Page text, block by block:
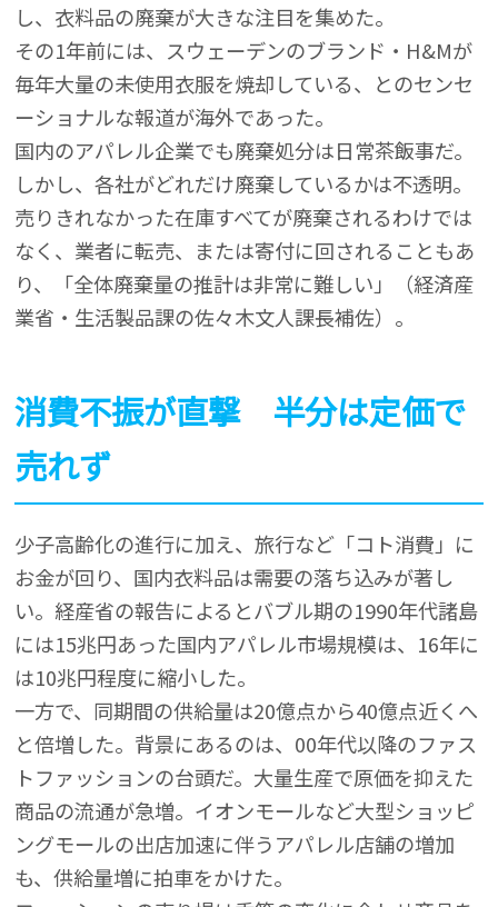
し、衣料品の廃棄が大きな注目を集めた。
その1年前には、スウェーデンのブランド・H&Mが
毎年大量の未使用衣服を焼却している、とのセンセ
ーショナルな報道が海外であった。
国内のアパレル企業でも廃棄処分は日常茶飯事だ。
しかし、各社がどれだけ廃棄しているかは不透明。
売りきれなかった在庫すべてが廃棄されるわけでは
なく、業者に転売、または寄付に回されることもあ
り、「全体廃棄量の推計は非常に難しい」（経済産
業省・生活製品課の佐々木文人課長補佐）。
消費不振が直撃 半分は定価で
売れず
少子高齢化の進行に加え、旅行など「コト消費」に
お金が回り、国内衣料品は需要の落ち込みが著し
い。経産省の報告によるとバブル期の1990年代諸島
には15兆円あった国内アパレル市場規模は、16年に
は10兆円程度に縮小した。
一方で、同期間の供給量は20億点から40億点近くへ
と倍増した。背景にあるのは、00年代以降のファス
トファッションの台頭だ。大量生産で原価を抑えた
商品の流通が急増。イオンモールなど大型ショッピ
ングモールの出店加速に伴うアパレル店舗の増加
も、供給量増に拍車をかけた。